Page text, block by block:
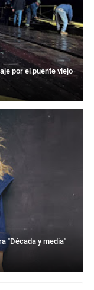
por el puente viejo
"Década y media"